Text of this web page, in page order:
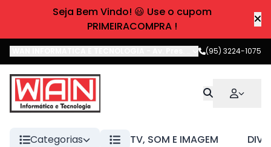
Seja Bem Vindo! 😃 Use o cupom
PRIMEIRACOMPRA !
Av. Pres. Castelo Branco,Boa
(95) 3224-1075
Categorias TV, SOM E IMAGEM